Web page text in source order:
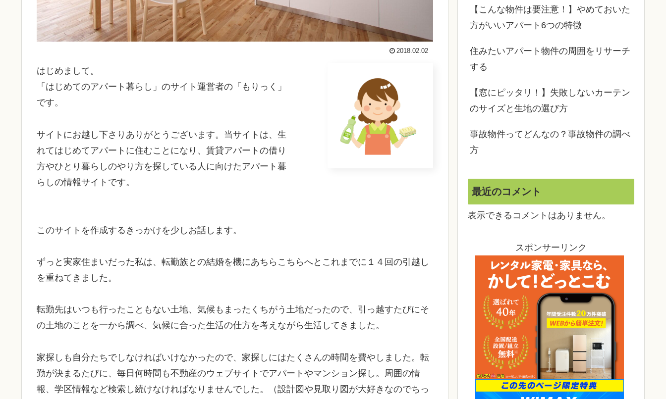
2018.02.02
はじめまして。
「はじめてのアパート暮らし」のサイト運営者の「もりっく」
です。
サイトにお越し下さりありがとうございます。当サイトは、生
れてはじめてアパートに住むことになり、賃貸アパートの借り
方やひとり暮らしのやり方を探している人に向けたアパート暮
らしの情報サイトです。
このサイトを作成するきっかけを少しお話します。
ずっと実家住まいだった私は、転勤族との結婚を機にあちらこちらへとこれまでに１４回の引越し
を重ねてきました。
転勤先はいつも行ったこともない土地、気候もまったくちがう土地だったので、引っ越すたびにそ
の土地のことを一から調べ、気候に合った生活の仕方を考えながら生活してきました。
家探しも自分たちでしなければいけなかったので、家探しにはたくさんの時間を費やしました。転
勤が決まるたびに、毎日何時間も不動産のウェブサイトでアパートやマンション探し。周囲の情
報、学区情報など検索し続けなければなりませんでした。（設計図や見取り図が大好きなのでちっ
【こんな物件は要注意！】やめておいた
方がいいアパート6つの特徴
住みたいアパート物件の周囲をリサーチ
する
【窓にピッタリ！】失敗しないカーテン
のサイズと生地の選び方
事故物件ってどんなの？事故物件の調べ
方
最近のコメント
表示できるコメントはありません。
スポンサーリンク